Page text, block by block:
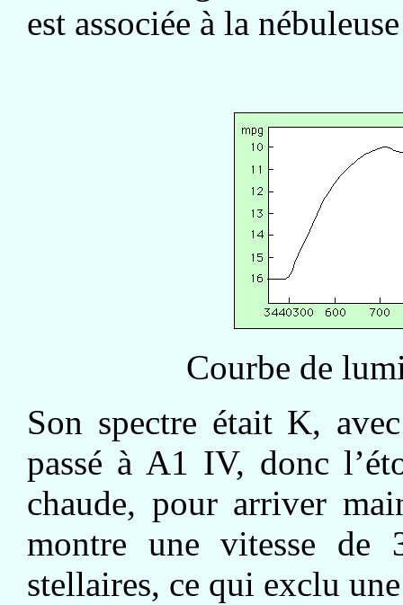
est associée à la
Courbe de
Son spectre était K,
passé à A1 IV, donc
chaude, pour arriver
montre une vitesse
stellaires, ce qui exclu